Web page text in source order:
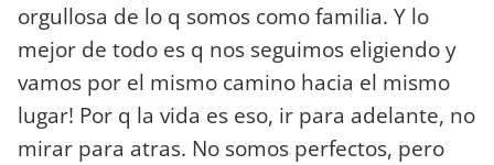
orgullosa de lo q somos como familia. Y lo
mejor de todo es q nos seguimos eligiendo y
vamos por el mismo camino hacia el mismo
lugar! Por q la vida es eso, ir para adelante, no
mirar para atras. No somos perfectos, pero